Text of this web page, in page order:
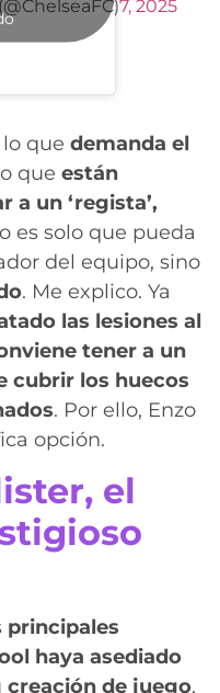
(@ChelseaFC)7, 2025
lo que demanda el
que están
a un ‘regista’,
es solo que pueda
del equipo, sino
. Me explico. Ya
las lesiones al
tener a un
cubrir los huecos
. Por ello, Enzo
opción.
el
principales
haya asediado
creación de juego,